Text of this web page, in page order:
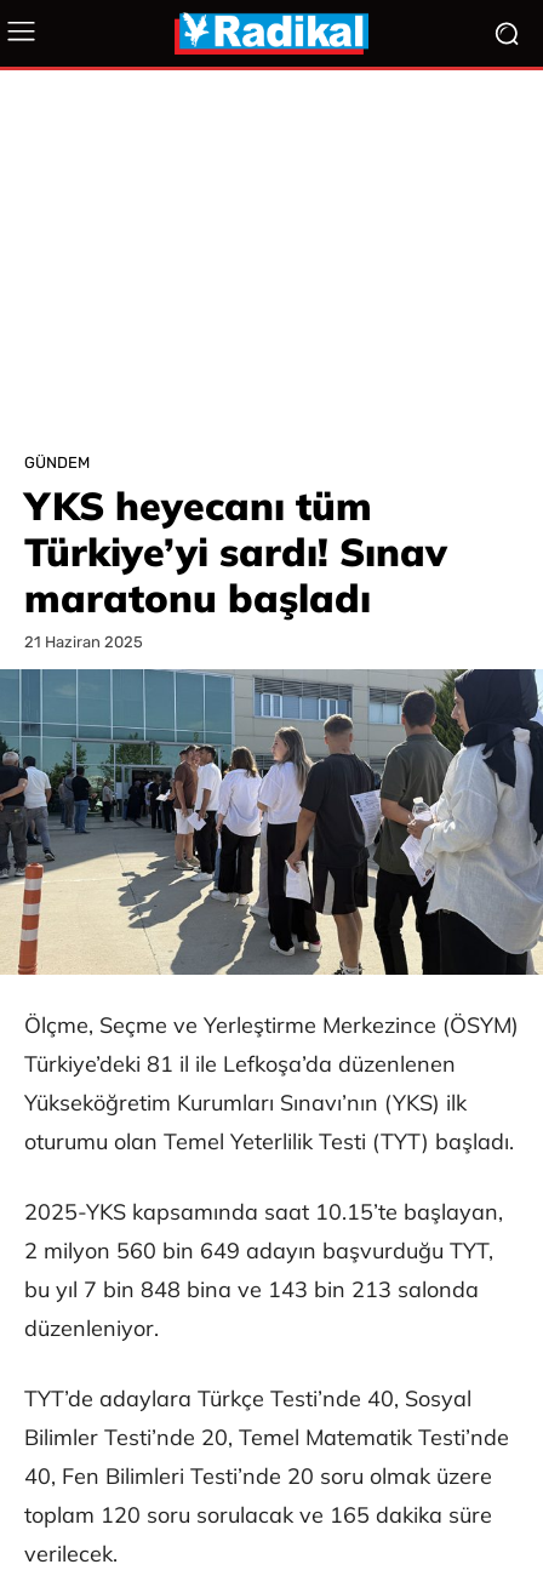
GÜNDEM
YKS heyecanı tüm
Türkiye’yi sardı! Sınav
maratonu başladı
21 Haziran 2025
Ölçme, Seçme ve Yerleştirme Merkezince (ÖSYM)
Türkiye’deki 81 il ile Lefkoşa’da düzenlenen
Yükseköğretim Kurumları Sınavı’nın (YKS) ilk
oturumu olan Temel Yeterlilik Testi (TYT) başladı.
2025-YKS kapsamında saat 10.15’te başlayan,
2 milyon 560 bin 649 adayın başvurduğu TYT,
bu yıl 7 bin 848 bina ve 143 bin 213 salonda
düzenleniyor.
TYT’de adaylara Türkçe Testi’nde 40, Sosyal
Bilimler Testi’nde 20, Temel Matematik Testi’nde
40, Fen Bilimleri Testi’nde 20 soru olmak üzere
toplam 120 soru sorulacak ve 165 dakika süre
verilecek.